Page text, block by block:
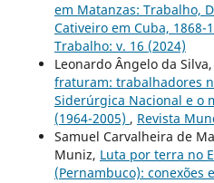
em Matanzas: Trabalho,
Cativeiro em Cuba, 1868-
Trabalho: v. 16 (2024)
Leonardo Ângelo da Silva,
fraturam: trabalhadores
Siderúrgica Nacional e o
(1964-2005) , Revista
Samuel Carvalheira de
Muniz, Luta por terra no
(Pernambuco): conexões